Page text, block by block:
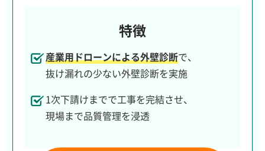
特徴
産業用ドローンによる外壁診断で、
抜け漏れの少ない外壁診断を実施
1次下請けまでで工事を完結させ、
現場まで品質管理を浸透